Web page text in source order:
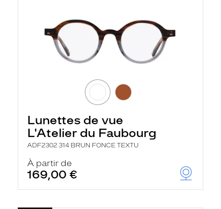
Lunettes de vue
L'Atelier du Faubourg
ADF2302 314 BRUN FONCE TEXTU
À partir de
169,00 €